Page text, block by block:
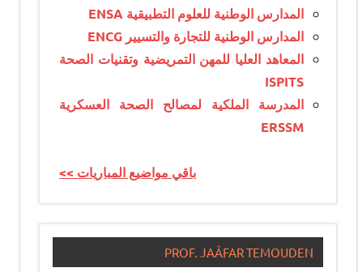
المدارس الوطنية للعلوم التطبيقية ENSA
المدارس الوطنية للتجارة والتسيير ENCG
المعاهد العليا للمهن التمريضية وتقنيات الصحة
ISPITS
المدرسة الملكية لمصالح الصحة العسكرية
ERSSM
<< باقي مواضيع المباريات
PROF. JAÂFAR TEMOUDEN